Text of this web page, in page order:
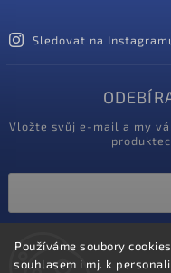
Používáme soubory
souhlasem i mj. k
Sledovat na
Vložte svůj e-mail a my
podmínkami